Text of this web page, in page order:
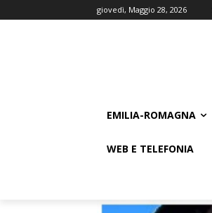
giovedì, Maggio 28, 2026
EMILIA-ROMAGNA
WEB E TELEFONIA